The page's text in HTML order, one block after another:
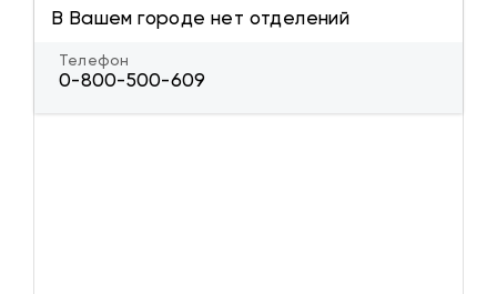
В Вашем городе нет отделений
Телефон
0-800-500-609